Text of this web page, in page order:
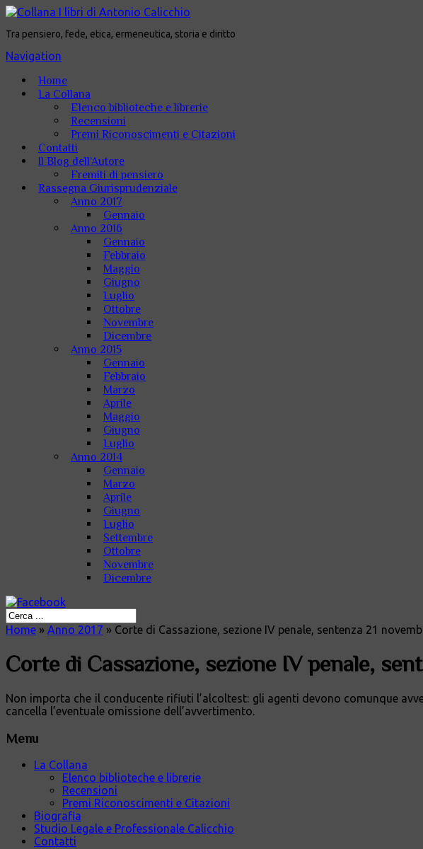
Tra pensiero, fede, etica, ermeneutica, storia e diritto
Navigation
Home
La Collana
Elenco biblioteche e librerie
Recensioni
Premi Riconoscimenti e Citazioni
Contatti
Il Blog dell’Autore
Fremiti di pensiero
Rassegna Giurisprudenziale
Anno 2017
Gennaio
Anno 2016
Gennaio
Febbraio
Maggio
Giugno
Luglio
Ottobre
Novembre
Dicembre
Anno 2015
Gennaio
Febbraio
Marzo
Aprile
Maggio
Giugno
Luglio
Anno 2014
Gennaio
Marzo
Aprile
Giugno
Luglio
Settembre
Ottobre
Novembre
Dicembre
Home » Anno 2017 » Corte di Cassazione, sezione IV penale, sentenza 21
Corte di Cassazione, sezione IV penale,
Non importa che il conducente rifiuti l’alcoltest: gli agenti devono comunque
cancella l’eventuale omissione dell’avvertimento.
Menu
La Collana
Elenco biblioteche e librerie
Recensioni
Premi Riconoscimenti e Citazioni
Biografia
Studio Legale e Professionale Calicchio
Contatti